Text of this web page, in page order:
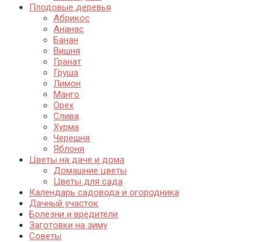
Плодовые деревья
Абрикос
Ананас
Банан
Вишня
Гранат
Груша
Лимон
Манго
Орех
Слива
Хурма
Черешня
Яблоня
Цветы на даче и дома
Домашние цветы
Цветы для сада
Календарь садовода и огородника
Дачный участок
Болезни и вредители
Заготовки на зиму
Советы